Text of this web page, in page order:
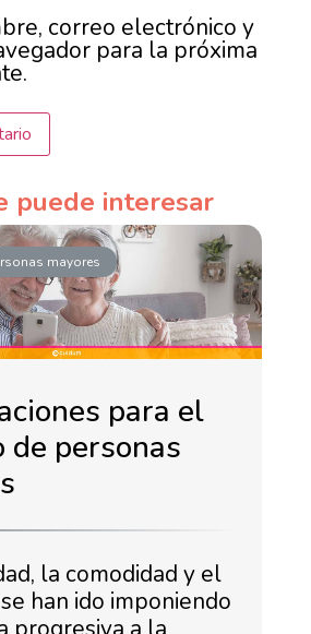
correo electrónico y
para la próxima
puede interesar
mayores
para el
de personas
la comodidad y el
han ido imponiendo